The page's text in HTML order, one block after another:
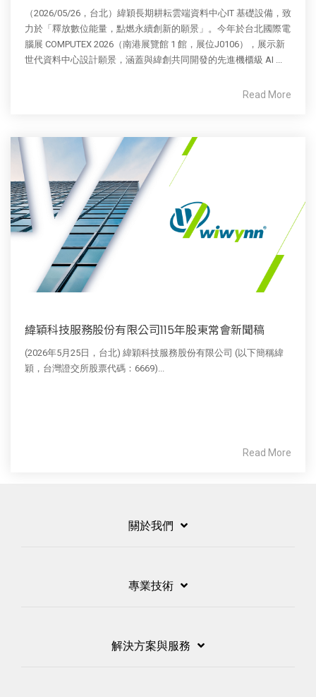
（2026/05/26，台北）緯穎長期耕耘雲端資料中心IT 基礎設備，致
力於「釋放數位能量，點燃永續創新的願景」。今年於台北國際電
腦展 COMPUTEX 2026（南港展覽館 1 館，展位J0106），展示新
世代資料中心設計願景，涵蓋與緯創共同開發的先進機櫃級 AI ...
Read More
緯穎科技服務股份有限公司115年股東常會新聞稿
(2026年5月25日，台北) 緯穎科技服務股份有限公司 (以下簡稱緯
穎，台灣證交所股票代碼：6669)...
Read More
關於我們
專業技術
解決方案與服務